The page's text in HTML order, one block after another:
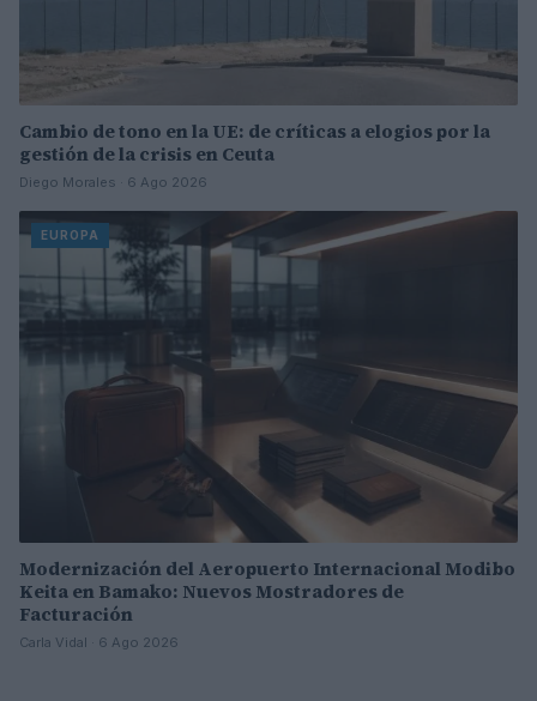
Cambio de tono en la UE: de críticas a elogios por la
gestión de la crisis en Ceuta
Diego Morales · 6 Ago 2026
EUROPA
Modernización del Aeropuerto Internacional Modibo
Keita en Bamako: Nuevos Mostradores de
Facturación
Carla Vidal · 6 Ago 2026